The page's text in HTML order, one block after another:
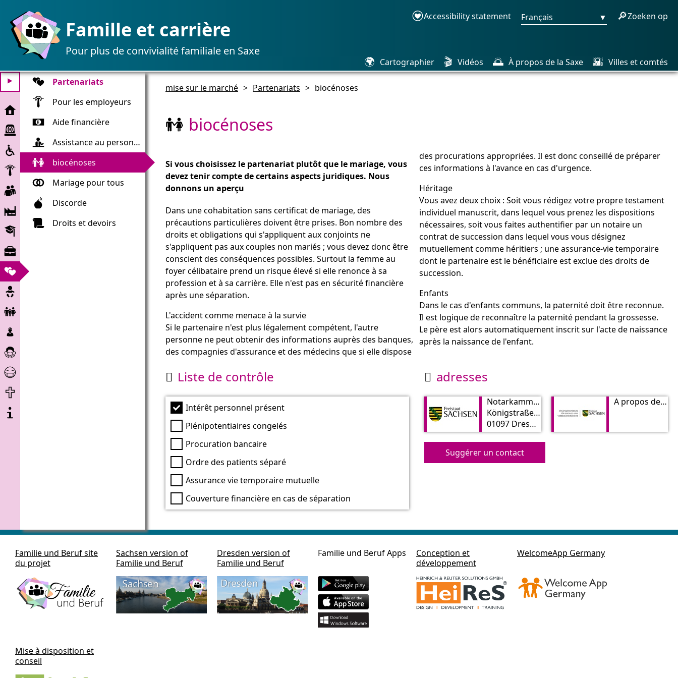
Famille et carrière
Pour plus de convivialité familiale en Saxe
Accessibility statement Français ▼ 🔎Zoeken op
🌍 Cartographier 🎬 Vidéos 🌅 À propos de la Saxe 🌇 Villes et comtés
⯈
mise
sur
le
marché
Aide
urgente
Inclusion
Employeur
Employé
Société
et
Éducation
Marché
du
travail
Partenariats
Partenariats
Pour les employeurs
Aide financière
Assistance au personnel
biocénoses
Mariage pour tous
Discorde
Droits et devoirs
Grossesse
Enfant
et
famille
Enfants
et
mineurs
Soins
et
assistance
Aide
Corona
Fin
de
vie
propos
mise sur le marché > Partenariats > biocénoses
biocénoses
Si vous choisissez le partenariat plutôt que le mariage, vous
devez tenir compte de certains aspects juridiques. Nous
donnons un aperçu
Dans une cohabitation sans certificat de mariage, des
précautions particulières doivent être prises. Bon nombre des
droits et obligations qui s'appliquent aux conjoints ne
s'appliquent pas aux couples non mariés ; vous devez donc être
conscient des conséquences possibles. Surtout la femme au
foyer célibataire prend un risque élevé si elle renonce à sa
profession et à sa carrière. Elle n'est pas en sécurité financière
après une séparation.
L'accident comme menace à la survie
Si le partenaire n'est plus légalement compétent, l'autre
personne ne peut obtenir des informations auprès des banques,
des compagnies d'assurance et des médecins que si elle dispose
des procurations appropriées. Il est donc conseillé de préparer
ces informations à l'avance en cas d'urgence.
Héritage
Vous avez deux choix : Soit vous rédigez votre propre testament
individuel manuscrit, dans lequel vous prenez les dispositions
nécessaires, soit vous faites authentifier par un notaire un
contrat de succession dans lequel vous vous désignez
mutuellement comme héritiers ; une assurance-vie temporaire
dont le partenaire est le bénéficiaire est exclue des droits de
succession.
Enfants
Dans le cas d'enfants communs, la paternité doit être reconnue.
Il est logique de reconnaître la paternité pendant la grossesse.
Le père est alors automatiquement inscrit sur l'acte de naissance
après la naissance de l'enfant.
 Liste de contrôle
Intérêt personnel présent
Plénipotentiaires congelés
Procuration bancaire
Ordre des patients séparé
Assurance vie temporaire mutuelle
Couverture financière en cas de séparation
 adresses
Notarkammer-Sachsen
Königstraße 23
01097 Dresden
À propos de l’éducation familiale du ministère des Affaires sociales de l’État de Saxe
Suggérer un contact
Familie und Beruf site
du projet
Sachsen version of
Familie und Beruf
Dresden version of
Familie und Beruf
Familie und Beruf Apps
Conception et
développement
WelcomeApp Germany
Mise à disposition et
conseil